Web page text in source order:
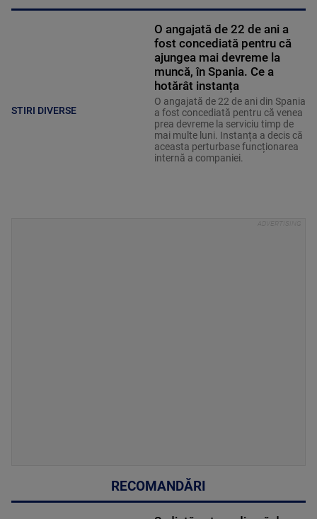
STIRI DIVERSE
O angajată de 22 de ani a
fost concediată pentru că
ajungea mai devreme la
muncă, în Spania. Ce a
hotărât instanța
O angajată de 22 de ani din Spania
a fost concediată pentru că venea
prea devreme la serviciu timp de
mai multe luni. Instanța a decis că
aceasta perturbase funcționarea
internă a companiei.
RECOMANDĂRI